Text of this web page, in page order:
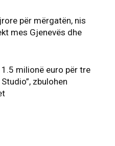
për mërgatën, nis
mes Gjenevës dhe
1.5 milionë euro për tre
zbulohen